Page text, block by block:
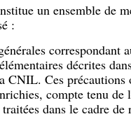
un ensemble de
:
correspondant
décrites
CNIL. Ces précautions
compte tenu de
dans le cadre de